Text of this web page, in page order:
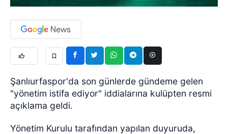
Şanlıurfaspor'da son günlerde gündeme gelen
"yönetim istifa ediyor" iddialarına kulüpten resmi
açıklama geldi.
Yönetim Kurulu tarafından yapılan duyuruda,